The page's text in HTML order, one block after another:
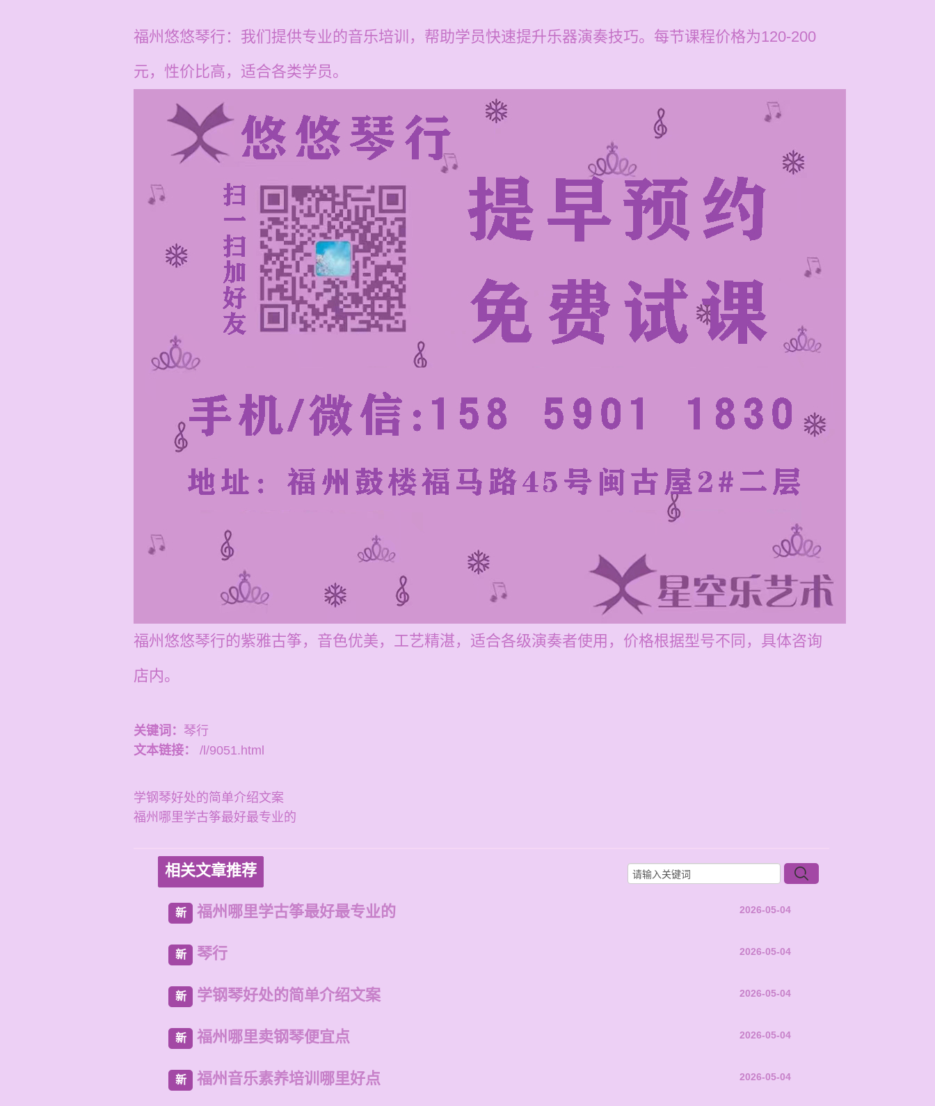
福州悠悠琴行：我们提供专业的音乐培训，帮助学员快速提升乐器演奏技巧。每节课程价格为120-200
元，性价比高，适合各类学员。
福州悠悠琴行的紫雅古筝，音色优美，工艺精湛，适合各级演奏者使用，价格根据型号不同，具体咨询
店内。
关键词： 琴行
文本链接：
/l/9051.html
学钢琴好处的简单介绍文案
福州哪里学古筝最好最专业的
相关文章推荐
新 福州哪里学古筝最好最专业的 2026-05-04
新 琴行 2026-05-04
新 学钢琴好处的简单介绍文案 2026-05-04
新 福州哪里卖钢琴便宜点 2026-05-04
新 福州音乐素养培训哪里好点 2026-05-04